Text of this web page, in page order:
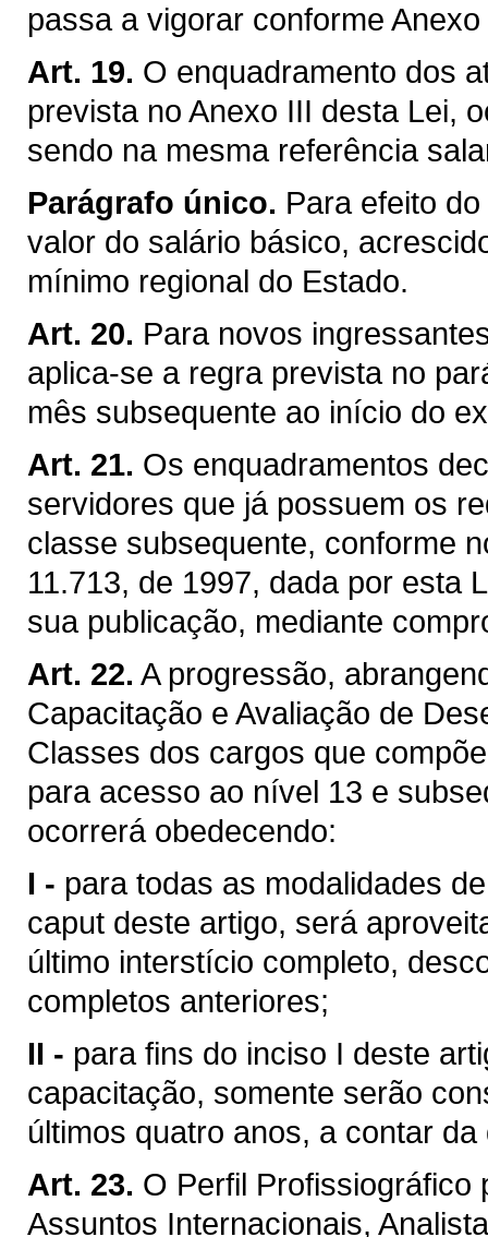
passa a vigorar conforme
Art. 19. O enquadramento dos
prevista no Anexo III desta Lei,
sendo na mesma referência
Parágrafo único. Para efeito
valor do salário básico,
mínimo regional do Estado.
Art. 20. Para novos
aplica-se a regra prevista no
mês subsequente ao início do
Art. 21. Os enquadramentos
servidores que já possuem os
classe subsequente, conforme
11.713, de 1997, dada por esta
sua publicação, mediante
Art. 22. A progressão,
Capacitação e Avaliação de
Classes dos cargos que
para acesso ao nível 13 e
ocorrerá obedecendo:
I - para todas as modalidades
caput deste artigo, será
último interstício completo,
completos anteriores;
II - para fins do inciso I deste
capacitação, somente serão
últimos quatro anos, a contar
Art. 23. O Perfil Profissiográfico
Assuntos Internacionais,